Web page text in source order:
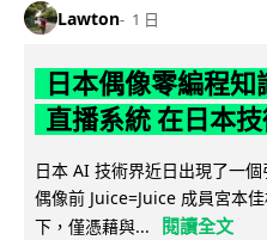
Lawton 1 日
日本偶像零編程
直播系統 在日本
日本 AI 技術界近日出現了一
偶像前 Juice=Juice 成員宮本
下，僅憑藉與...
閱讀全文